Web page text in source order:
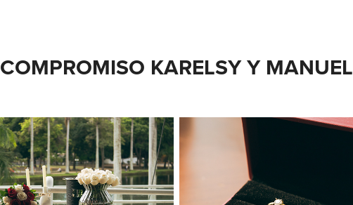
COMPROMISO KARELSY Y MANUEL